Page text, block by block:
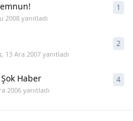
2008yanıtladı
1
, 13 Ara 2007yanıtladı
2
Haber
2006yanıtladı
4